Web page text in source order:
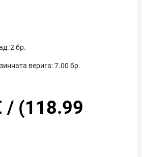
2 бр.
верига:7.00 бр.
/ (118.99